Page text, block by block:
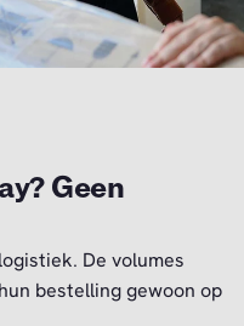
Geen
De volumes
bestelling gewoon op